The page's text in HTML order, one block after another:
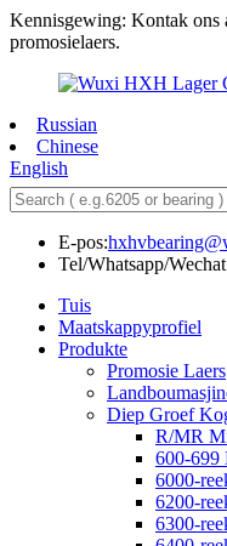
Kennisgewing: Kontak ons
promosielaers.
Russian
Chinese
English
E-pos:
Tel/Whatsapp/
Tuis
Maatskappyprofiel
Produkte
Promosie Laers
Diep Groef
R/MR
600-699
6000-
6200-
6300-